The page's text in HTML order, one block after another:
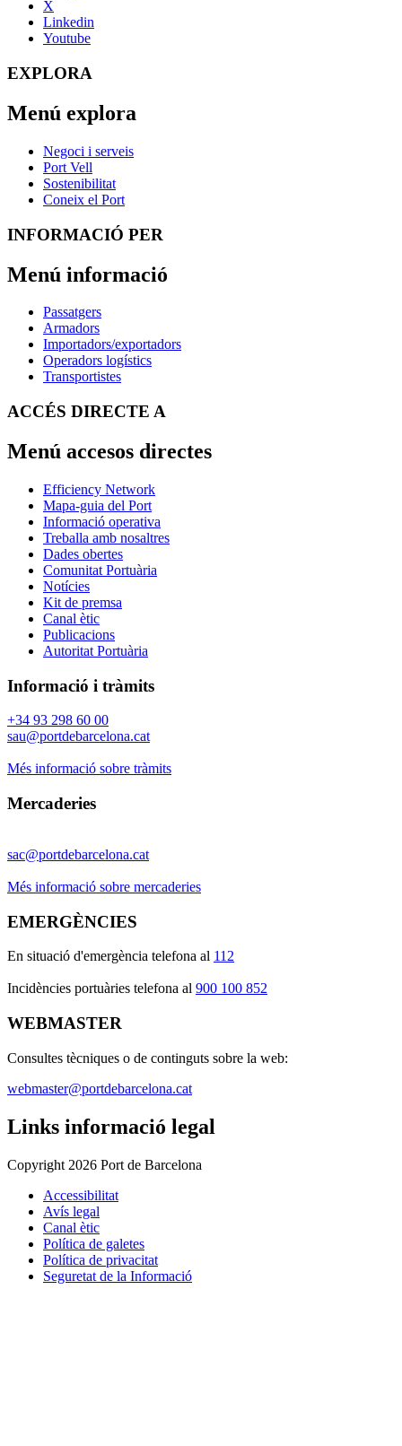
X
Linkedin
Youtube
EXPLORA
Menú explora
Negoci i serveis
Port Vell
Sostenibilitat
Coneix el Port
INFORMACIÓ PER
Menú informació
Passatgers
Armadors
Importadors/exportadors
Operadors logístics
Transportistes
ACCÉS DIRECTE A
Menú accesos directes
Efficiency Network
Mapa-guia del Port
Informació operativa
Treballa amb nosaltres
Dades obertes
Comunitat Portuària
Notícies
Kit de premsa
Canal ètic
Publicacions
Autoritat Portuària
Informació i tràmits
+34 93 298 60 00
sau@portdebarcelona.cat
Més informació sobre tràmits
Mercaderies
sac@portdebarcelona.cat
Més informació sobre mercaderies
EMERGÈNCIES
En situació d'emergència telefona al 112
Incidències portuàries telefona al 900 100 852
WEBMASTER
Consultes tècniques o de continguts sobre la web:
webmaster@portdebarcelona.cat
Links informació legal
Copyright 2026 Port de Barcelona
Accessibilitat
Avís legal
Canal ètic
Política de galetes
Política de privacitat
Seguretat de la Informació